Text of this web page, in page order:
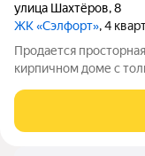
улица Шахтёров,8
ЖК «Сэлфорт», 4
Продается
кирпичном доме с
квартала, динамично
недалеко от центра (5